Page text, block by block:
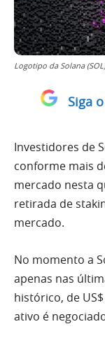
Logotipo da Solana (SOL)
Siga
Investidores de
conforme mais
mercado nesta
retirada de
mercado.
No momento a
apenas nas
histórico, de
ativo é